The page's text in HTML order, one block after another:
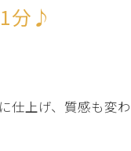
分♪
仕上げ、質感も変